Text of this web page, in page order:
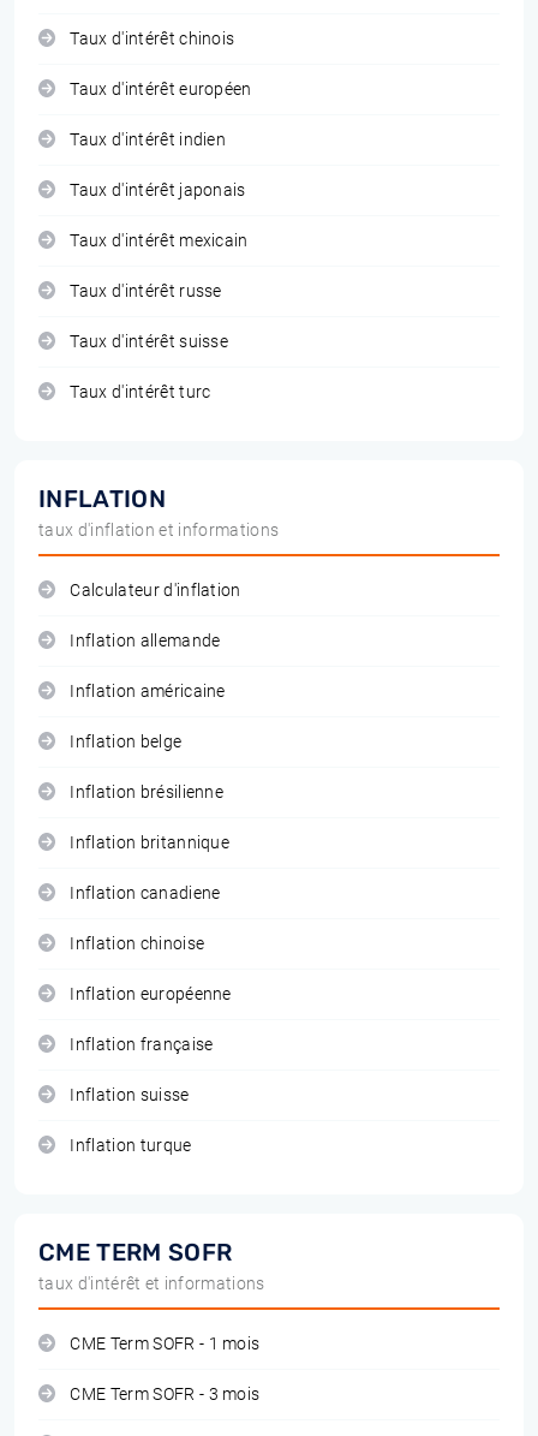
Taux d'intérêt chinois
Taux d'intérêt européen
Taux d'intérêt indien
Taux d'intérêt japonais
Taux d'intérêt mexicain
Taux d'intérêt russe
Taux d'intérêt suisse
Taux d'intérêt turc
INFLATION
taux d'inflation et informations
Calculateur d'inflation
Inflation allemande
Inflation américaine
Inflation belge
Inflation brésilienne
Inflation britannique
Inflation canadiene
Inflation chinoise
Inflation européenne
Inflation française
Inflation suisse
Inflation turque
CME TERM SOFR
taux d'intérêt et informations
CME Term SOFR - 1 mois
CME Term SOFR - 3 mois